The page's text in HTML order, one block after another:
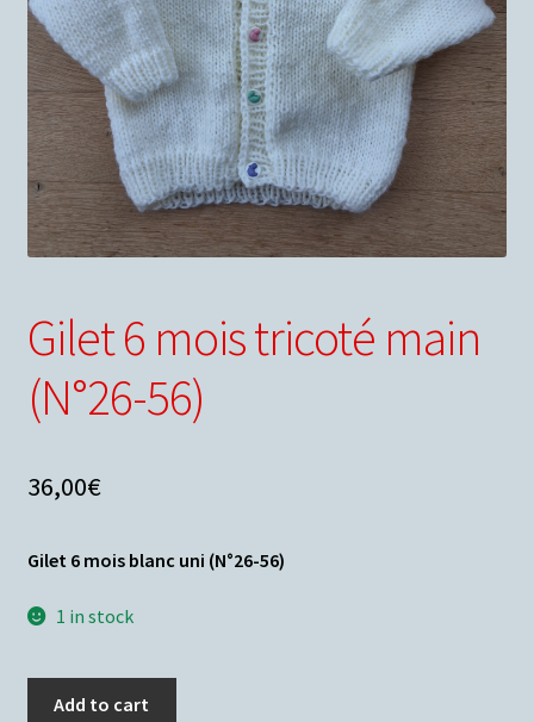
Conditions générales de ventes
Votre droit de rétractation
Nous contacter
Panier
Gilet 6 mois tricoté main
(N°26-56)
36,00€
Gilet 6 mois blanc uni (N°26-56)
1 in stock
Add to cart